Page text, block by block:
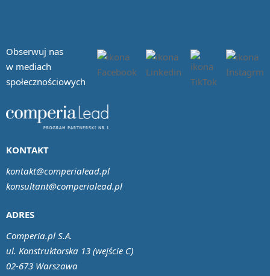
Obserwuj nas
w mediach
społecznościowych
ADRES
Comperia.pl S.A.
ul. Konstruktorska 13 (wejście C)
02-673 Warszawa
KONTAKT
kontakt@comperialead.pl
konsultant@comperialead.pl